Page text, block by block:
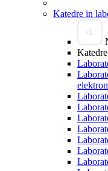
Katedre in